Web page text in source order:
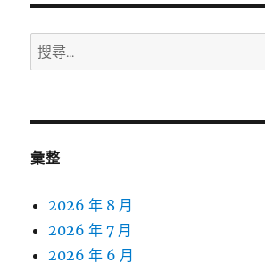
搜
尋
鍵
彙整
2026 年 8 月
2026 年 7 月
2026 年 6 月